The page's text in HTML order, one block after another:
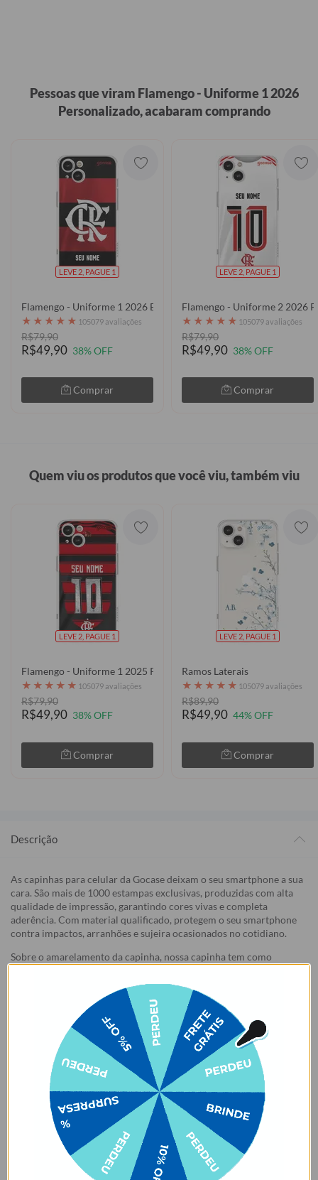
Pessoas que viram Flamengo - Uniforme 1 2026
Personalizado, acabaram comprando
LEVE 2, PAGUE 1
Flamengo - Uniforme 1 2026 Escudo
★ ★ ★ ★ ★ 105079 avaliações
R$79,90
R$49,90 38% OFF
Comprar
LEVE 2, PAGUE 1
Flamengo - Uniforme 2 2026
★ ★ ★ ★ ★ 105079 avaliações
R$79,90
R$49,90 38% OFF
Comprar
Quem viu os produtos que você viu, também viu
LEVE 2, PAGUE 1
Flamengo - Uniforme 1 2025 P
★ ★ ★ ★ ★ 105079 avaliações
R$79,90
R$49,90 38% OFF
Comprar
LEVE 2, PAGUE 1
Ramos Laterais
★ ★ ★ ★ ★ 105079 avaliações
R$89,90
R$49,90 44% OFF
Comprar
Descrição
As capinhas para celular da Gocase deixam o seu smartphone a sua
cara. São mais de 1000 estampas exclusivas, produzidas com alta
qualidade de impressão, garantindo cores vivas e completa
aderência. Com material qualificado, protegem o seu smartphone
contra impactos, arranhões e sujeira ocasionados no cotidiano.
Sobre o amarelamento da capinha, nossa capinha tem como
amarelar com o tempo por meio de um processo natural de uso do
produto. Porém, o nível de amarelecimento depende
completamente dos hábitos de uso e dos ambientes em que a capa
estará inserida, pois seja por mudanças de temperatura e/ou
reações químicas adversas, infelizmente, o amarelamento do
produto pode vir a acontecer.
Garantias:
Arrependimento
- Os nossos produtos personalizados (
estampados ou
customizados com nome/foto
) são feitos especialmente para você,
de acordo com a opção escolhida no momento da compra.
- Isso significa que a produção só começa após a confirmação do
pedido, e o item é criado exclusivamente com a estampa